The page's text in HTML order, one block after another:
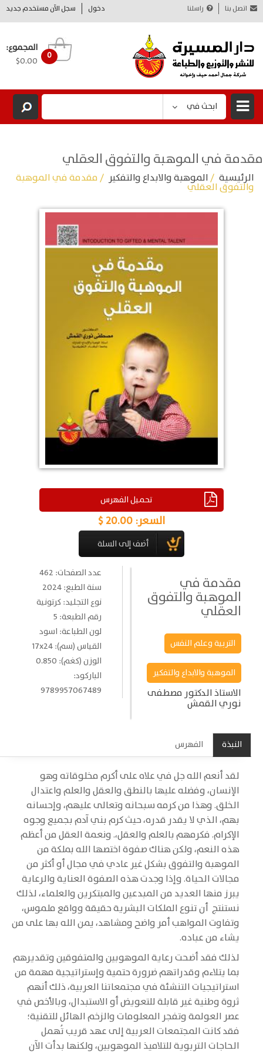
دخول سجل الآن مستخدم جديد اتصل بنا راسلنا
0
المجموع:
$0.00
ابحث في
مقدمة في الموهبة والتفوق العقلي
الرئيسية /الموهبة والابداع والتفكير / مقدمة في الموهبة
والتفوق العقلي
تحميل الفهرس
السعر: 20.00 $
مقدمة في
الموهبة والتفوق
العقلي
التربية وعلم النفس
الموهبة والابداع والتفكير
الاستاذ الدكتور مصطفى
نوري القمش
عدد الصفحات: 462
سنة الطبع: 2024
نوع التجليد: كرتونية
رقم الطبعة: 5
لون الطباعة: اسود
القياس (سم): 17x24
الوزن (كغم): 0.850
الباركود:
9789957067489
النبذة الفهرس
لقد أنعم الله جل في علاه على أكرم مخلوقاته وهو
الإنسان، وفضله عليها بالنطق والعقل والعلم واعتدال
الخلق. وهذا من كرمه سبحانه وتعالى عليهم، وإحسانه
بهم، الذي لا يقدر قدره، حيث كرم بني آدم بجميع وجوه
الإكرام. فكرمهم بالعلم والعقل،. ونعمة العقل من أعظم
هذه النعم، ولكن هناك صفوة اختصها الله بملكة من
الموهبة والتفوق بشكل غير عادي في مجال أو أكثر من
مجالات الحياة. وإذا وجدت هذه الصفوة العناية والرعاية
يبرز منها العديد من المبدعين والمبتكرين والعلماء، لذلك
نستنتج أن تنوع الملكات البشرية حقيقة وواقع ملموس،
وتفاوت المواهب أمر واضح ومشاهد، يمن الله بها على من
يشاء من عباده.
لذلك فقد أضحت رعاية الموهوبين والمتفوقين وتقديرهم
بما يتلاءم وقدراتهم ضرورة حتمية وإستراتيجية مهمة من
استراتيجيات التنشئة في مجتمعاتنا العربية، ذلك أنهم
ثروة وطنية غير قابلة للتعويض أو الاستبدال، وبالأخص في
عصر العولمة وتفجر المعلومات والزخم الهائل للتقنية؛
فقد كانت المجتمعات العربية إلى عهد قريب تُهمل
الحاجات التربوية للتلاميذ الموهوبين، ولكنها بدأت الآن